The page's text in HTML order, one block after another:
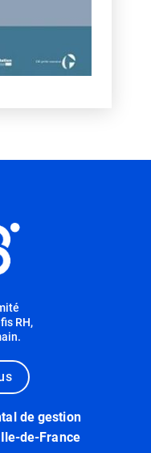
RH,
de gestion
de-France